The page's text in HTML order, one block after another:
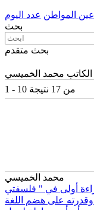
عين المواطن عدد اليوم
بحث
بحث متقدم
الكاتب محمد الخميسي
1 - 10 من 17 نتيجة
محمد الخميسي
وقدرته على هضم اللغة